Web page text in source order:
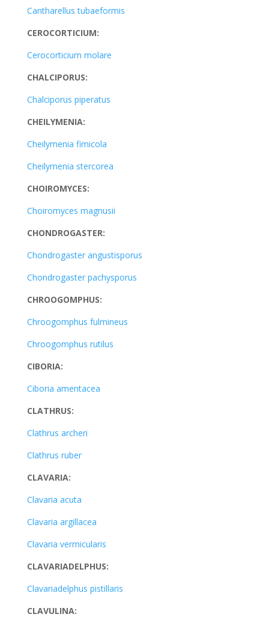
Cantharellus tubaeformis
CEROCORTICIUM:
Cerocorticium molare
CHALCIPORUS:
Chalciporus piperatus
CHEILYMENIA:
Cheilymenia fimicola
Cheilymenia stercorea
CHOIROMYCES:
Choiromyces magnusii
CHONDROGASTER:
Chondrogaster angustisporus
Chondrogaster pachysporus
CHROOGOMPHUS:
Chroogomphus fulmineus
Chroogomphus rutilus
CIBORIA:
Ciboria amentacea
CLATHRUS:
Clathrus archeri
Clathrus ruber
CLAVARIA:
Clavaria acuta
Clavaria argillacea
Clavaria vermicularis
CLAVARIADELPHUS:
Clavariadelphus pistillaris
CLAVULINA: